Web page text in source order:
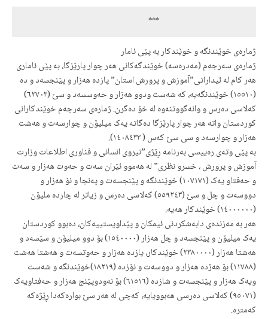
                                                 ***
ژمارەی خوێندنگە و خوێندکار بە پێی ئامار
ژمارەی سەرجەم (مەدرەسە) خوێندگەکانی هەر چوار پارێزگا، بە پێی ئاماری
هەر کام لە ئیداراتی”آموزش و پرورش استان” پازدە هەزار و پێنجسەد و دە
(١٥٥١٠) خوێندنگەیە، کە شەست ودوو هەزار و حەوسسەد و سێ (٦٢٧٠٣)
کەلاسی دەرس و وانەگووتنەوە لە خۆ دەگرن. ژمارەی سەرجەم خوێندکارانی
کوردستان واتە هەر چوار پارێزگا دەگاتە یەک میلیۆن و چوارسەت و هەشت
هەزار و چوارسەد و سی سێ کەس ( ١٤٠٨٤٣٣).
بە پێی وتەی رەییسی بەرنامە ڕێژی”نیروی انسانی و فناوری اطلاعات وزارت
آموزش و پرورش ، خسرو نظری” لە هەموو ئێران سەت و حەوت هەزار و سەت
و حەفتاو یەک (١٠٧١٧١) خوێندنگە و پێنجسەت و پەنجا و نۆ هەزار و
دووسەت و چل و سێ (٥٥٩٢٤٣) کەلاسی دەرس و زیاتر لە چاردە ملیۆن
(١٤٠٠٠٠٠٠) خوێندکار هەیە.
هەر بە مەزندەی دابەشکردنی ئیمکان و پێداویستییەکان، دەبوو کوردستان
یەک میلیۆن و پێنجسەد و چل هەزار (١٥٤٠٠٠٠) بۆ دوو میلیۆن و سێسەد و
هەشتا هەزار (٢٣٨٠٠٠٠) خوێندکار، یازدە هەزار و حەوتسەت و هەشتا هەشت
(١١٧٨٨) بۆ هەژدە هەزار و دووسەت و نۆزدە (١٨٢١٩)خوێندنگە و شەست
ویەک هەزار و پێنجسەت و شازدە (٦١٥١٦) بۆ نەودوپێنج هەزار و حەفتاویەک
(٩٥٠٧١) کەلاسی دەرسی هەبوویایە، کەچی لە هەر سێ بوارەکەدا ڕێژەکە
کەمترە.